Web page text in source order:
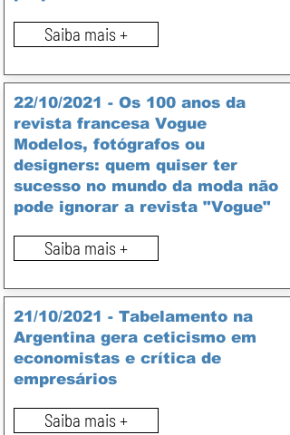
Saiba mais +
22/10/2021 - Os 100 anos da
revista francesa Vogue
Modelos, fotógrafos ou
designers: quem quiser ter
sucesso no mundo da moda não
pode ignorar a revista "Vogue"
Saiba mais +
21/10/2021 - Tabelamento na
Argentina gera ceticismo em
economistas e crítica de
empresários
Saiba mais +